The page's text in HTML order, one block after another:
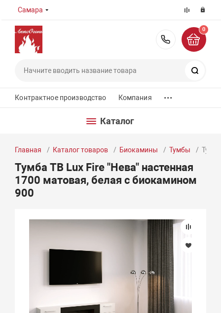
Самара
8 (800)
0
Контрактное производство Компания ...
Каталог
Главная Каталог товаров Биокамины Тумбы
Тумба ТВ Lux Fire "Нева" настенная
1700 матовая, белая с биокамином
900